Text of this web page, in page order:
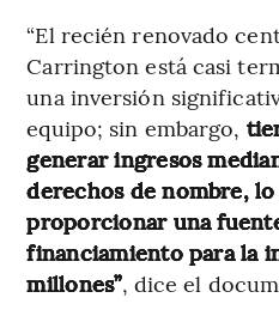
“El recién renovado
Carrington está casi
una inversión
equipo; sin embargo,
generar ingresos
derechos de nombre,
proporcionar una
financiamiento para la
millones”, dice el